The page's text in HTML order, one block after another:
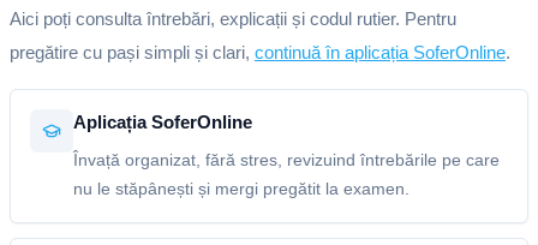
Aici poți consulta întrebări, explicații și codul rutier. Pentru
pregătire cu pași simpli și clari, continuă în aplicația SoferOnline.
Aplicația SoferOnline
Învață organizat, fără stres, revizuind întrebările pe care
nu le stăpânești și mergi pregătit la examen.